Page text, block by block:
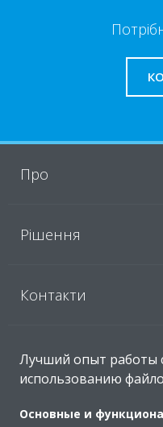
Про
Рішення
Контакти
Продукти
Лучший опыт работы
использованию
Основные и